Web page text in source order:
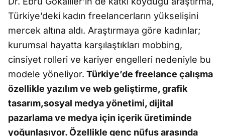
Türkiye’deki kadın freelancerların yükselişini
mercek altına aldı. Araştırmaya göre kadınlar;
kurumsal hayatta karşılaştıkları mobbing,
cinsiyet rolleri ve kariyer engelleri nedeniyle bu
modele yöneliyor. Türkiye’de freelance çalışma
özellikle yazılım ve web geliştirme, grafik
tasarım,sosyal medya yönetimi, dijital
pazarlama ve medya için içerik üretiminde
yoğunlaşıyor. Özellikle genç nüfus arasında